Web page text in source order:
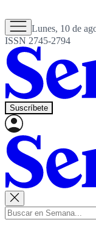
Lunes, 10 de
ISSN 2745-2794
Suscríbete